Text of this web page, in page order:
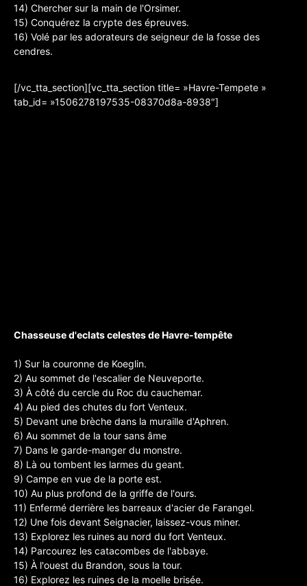
14) Chercher sur la main de l'Orsimer.
15) Conquérez la crypte des épreuves.
16) Volé par les adorateurs de seigneur de la fosse des
cendres.
[/vc_tta_section][vc_tta_section title= »Havre-Tempete »
tab_id= »1506278197535-08370d8a-8938″]
Chasseuse d'eclats celestes de Havre-tempête
1) Sur la couronne de Koeglin.
2) Au sommet de l'escalier de Neuveporte.
3) À côté du cercle du Roc du cauchemar.
4) Au pied des chutes du fort Venteux.
5) Devant une brèche dans la muraille d'Aphren.
6) Au sommet de la tour sans âme
7) Dans le garde-manger du monstre.
8) Là ou tombent les larmes du geant.
9) Campe en vue de la porte est.
10) Au plus profond de la griffe de l'ours.
11) Enfermé derrière les barreaux d'acier de Farangel.
12) Une fois devant Seignacier, laissez-vous miner.
13) Explorez les ruines au nord du fort Venteux.
14) Parcourez les catacombes de l'abbaye.
15) À l'ouest du Brandon, sous la tour.
16) Explorez les ruines de la moelle brisée.